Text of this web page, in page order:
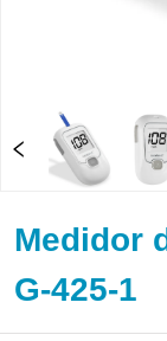
Medidor
G-425-1